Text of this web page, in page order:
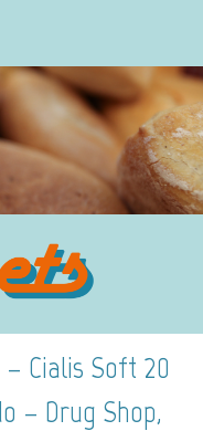
Cialis Soft 20
– Drug Shop,